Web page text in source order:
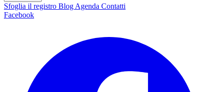
Sfoglia il registro Blog Agenda Contatti
Facebook